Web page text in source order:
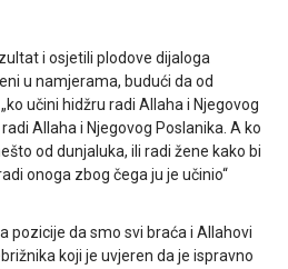
i osjetili plodove dijaloga
u namjerama, budući da od
učini hidžru radi Allaha i Njegovog
Allaha i Njegovog Poslanika. A ko
od dunjaluka, ili radi žene kako bi
onoga zbog čega ju je učinio“
pozicije da smo svi braća i Allahovi
koji je uvjeren da je ispravno